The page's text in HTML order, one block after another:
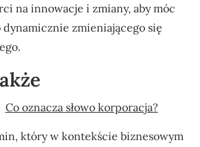
na innowacje i zmiany, aby móc
dynamicznie zmieniającego się
Co oznacza słowo korporacja?
który w kontekście biznesowym